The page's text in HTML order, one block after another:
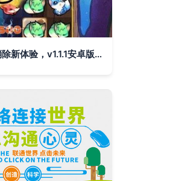
狐狸爱消除游戏 沉浸式消除新体验，v1.1.1安卓版下载指南